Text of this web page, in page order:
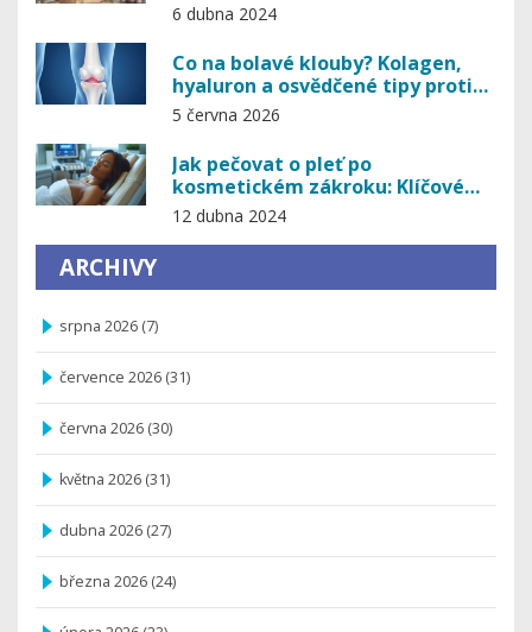
6 dubna 2024
Co na bolavé klouby? Kolagen,
hyaluron a osvědčené tipy proti
bolesti
5 června 2026
Jak pečovat o pleť po
kosmetickém zákroku: Klíčové
rady a tipy
12 dubna 2024
ARCHIVY
srpna 2026 (7)
července 2026 (31)
června 2026 (30)
května 2026 (31)
dubna 2026 (27)
března 2026 (24)